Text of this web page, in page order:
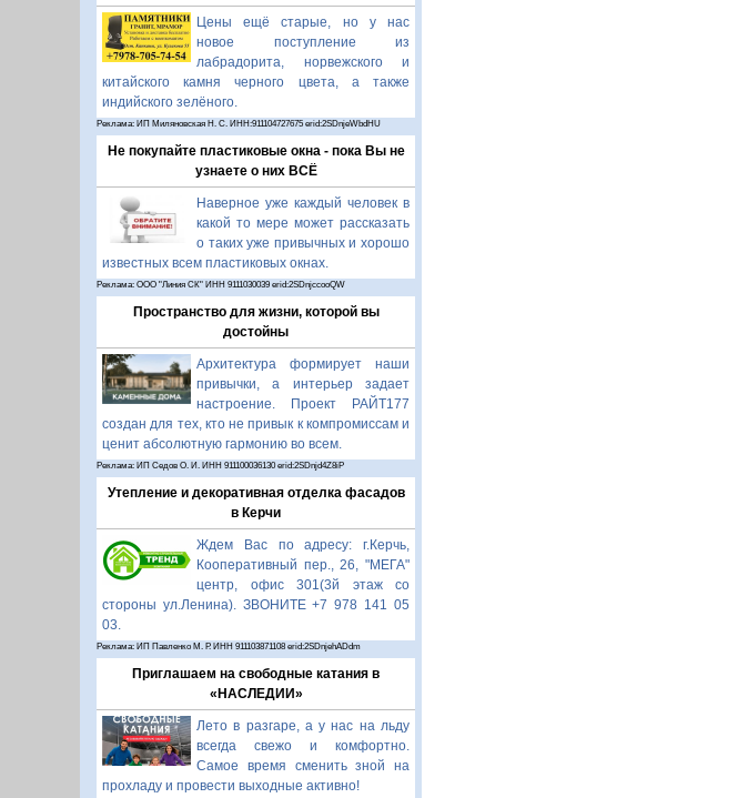
Цены ещё старые, но у нас
новое поступление из
лабрадорита, норвежского и
китайского камня черного цвета, а также
индийского зелёного.
Реклама: ИП Миляновская Н. С. ИНН:911104727675 erid:2SDnjeWbdHU
Не покупайте пластиковые окна - пока Вы не
узнаете о них ВСЁ
Наверное уже каждый человек в
какой то мере может рассказать
о таких уже привычных и хорошо
известных всем пластиковых окнах.
Реклама: ООО "Линия СК" ИНН 9111030039 erid:2SDnjccooQW
Пространство для жизни, которой вы
достойны
Архитектура формирует наши
привычки, а интерьер задает
настроение. Проект РАЙТ177
создан для тех, кто не привык к компромиссам и
ценит абсолютную гармонию во всем.
Реклама: ИП Седов О. И. ИНН 911100036130 erid:2SDnjd4Z8iP
Утепление и декоративная отделка фасадов
в Керчи
Ждем Вас по адресу: г.Керчь,
Кооперативный пер., 26, "МЕГА"
центр, офис 301(3й этаж со
стороны ул.Ленина). ЗВОНИТЕ +7 978 141 05
03.
Реклама: ИП Павленко М. Р. ИНН 911103871108 erid:2SDnjehADdm
Приглашаем на свободные катания в
«НАСЛЕДИИ»
Лето в разгаре, а у нас на льду
всегда свежо и комфортно.
Самое время сменить зной на
прохладу и провести выходные активно!